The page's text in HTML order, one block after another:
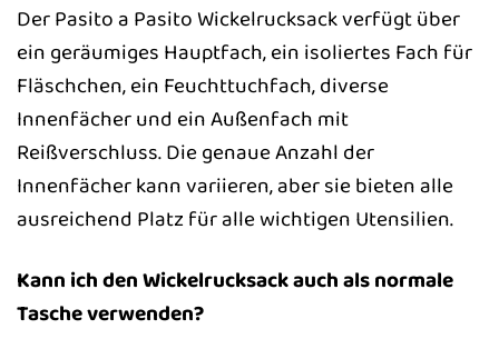
Der Pasito a Pasito Wickelrucksack verfügt über
ein geräumiges Hauptfach, ein isoliertes Fach für
Fläschchen, ein Feuchttuchfach, diverse
Innenfächer und ein Außenfach mit
Reißverschluss. Die genaue Anzahl der
Innenfächer kann variieren, aber sie bieten alle
ausreichend Platz für alle wichtigen Utensilien.
Kann ich den Wickelrucksack auch als normale
Tasche verwenden?